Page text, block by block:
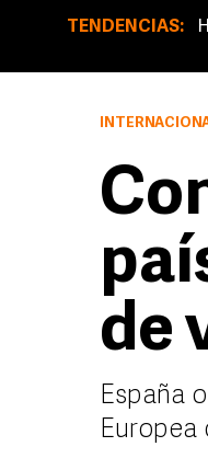
TENDENCIAS:
de
España
Europea